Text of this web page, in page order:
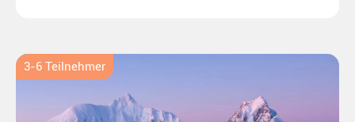
3-6 Teilnehmer